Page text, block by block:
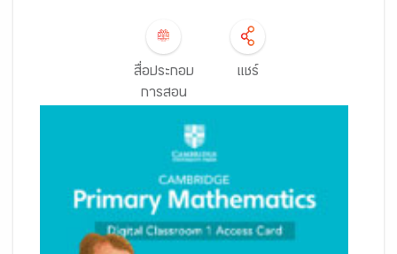
สื่อประกอบ
การสอน
แชร์